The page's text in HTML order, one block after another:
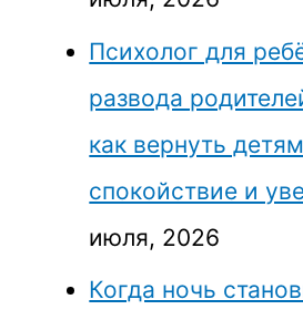
Психолог для
развода
как вернуть детям
спокойствие и
июля, 2026
Когда ночь